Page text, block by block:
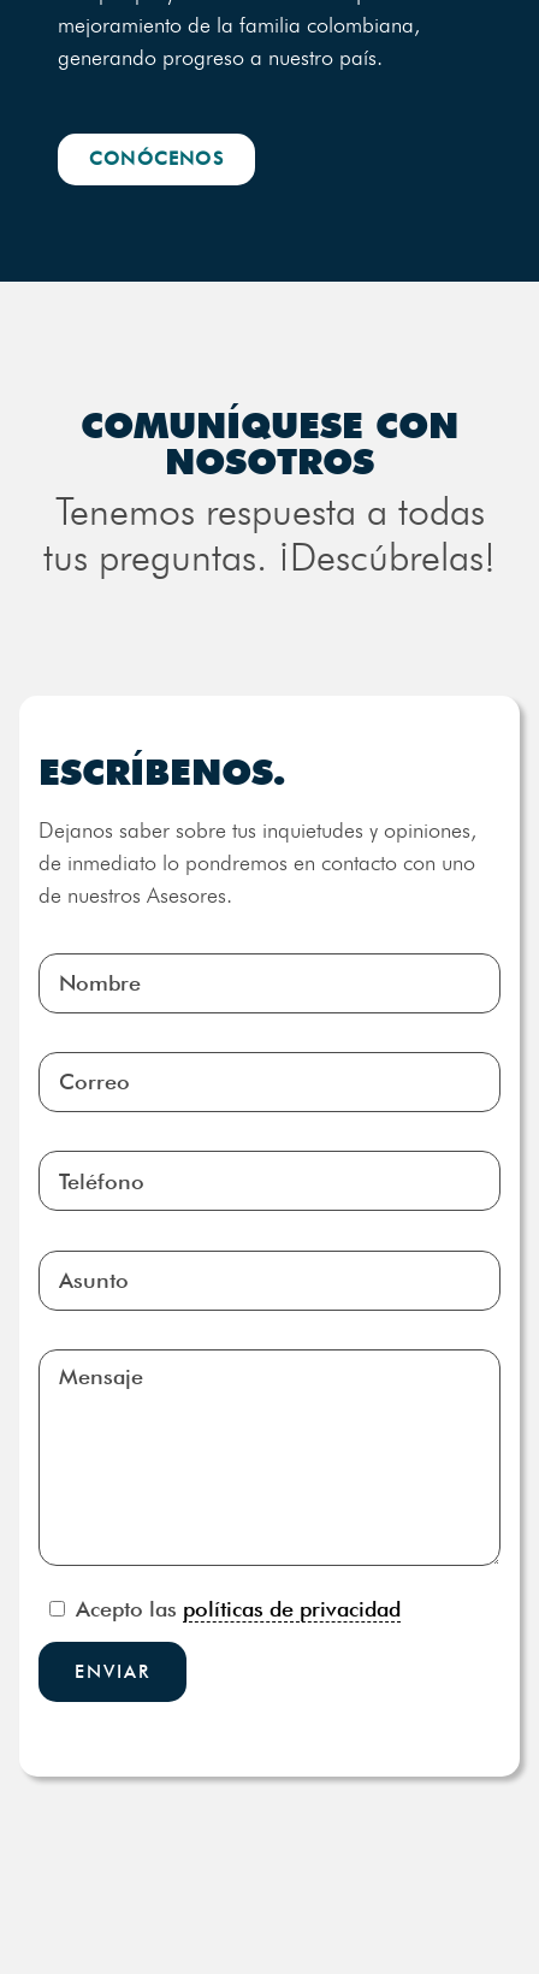
mejoramiento de la familia colombiana,
generando progreso a nuestro país.
CONÓCENOS
COMUNÍQUESE CON
NOSOTROS
Tenemos respuesta a todas
tus preguntas. ¡Descúbrelas!
ESCRÍBENOS.
Dejanos saber sobre tus inquietudes y opiniones,
de inmediato lo pondremos en contacto con uno
de nuestros Asesores.
Acepto las políticas de privacidad